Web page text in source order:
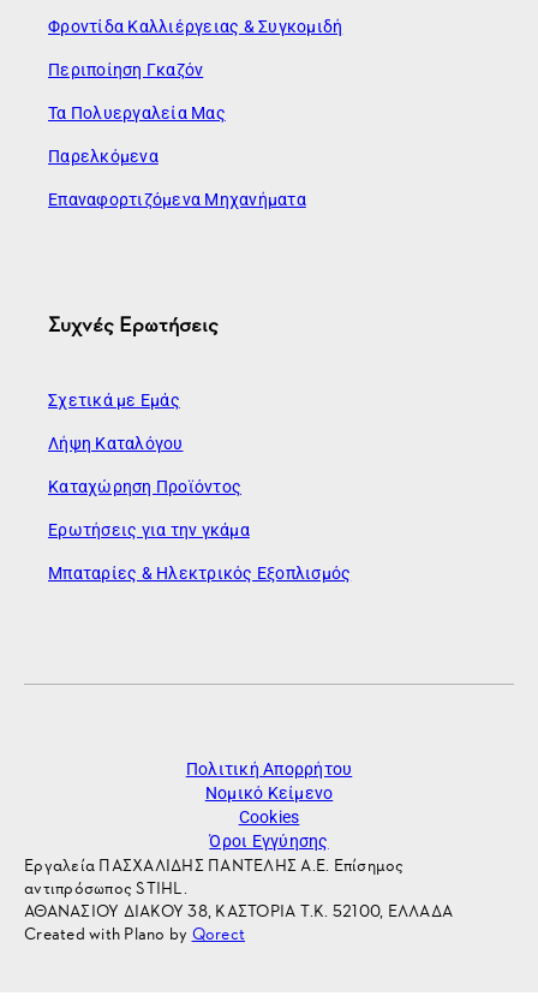
Φροντίδα Καλλιέργειας & Συγκομιδή
Περιποίηση Γκαζόν
Τα Πολυεργαλεία Μας
Παρελκόμενα
Επαναφορτιζόμενα Μηχανήματα
Συχνές Ερωτήσεις
Σχετικά με Εμάς
Λήψη Καταλόγου
Καταχώρηση Προϊόντος
Ερωτήσεις για την γκάμα
Μπαταρίες & Ηλεκτρικός Εξοπλισμός
Πολιτική Απορρήτου
Νομικό Κείμενο
Cookies
Όροι Εγγύησης
Εργαλεία ΠΑΣΧΑΛΙΔΗΣ ΠΑΝΤΕΛΗΣ Α.Ε. Επίσημος
αντιπρόσωπος STIHL.
ΑΘΑΝΑΣΙΟΥ ΔΙΑΚΟΥ 38, ΚΑΣΤΟΡΙΑ Τ.Κ. 52100, ΕΛΛΑΔΑ
Created with Plano by Qorect